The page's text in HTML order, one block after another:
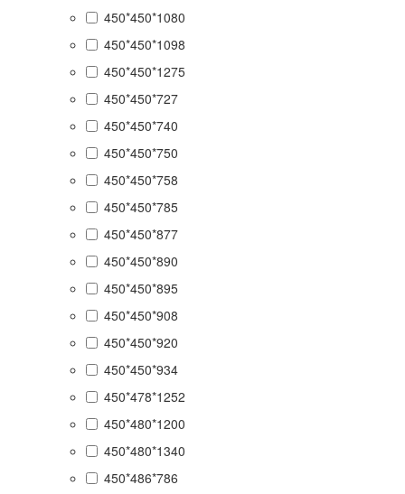
450*450*1080
450*450*1098
450*450*1275
450*450*727
450*450*740
450*450*750
450*450*758
450*450*785
450*450*877
450*450*890
450*450*895
450*450*908
450*450*920
450*450*934
450*478*1252
450*480*1200
450*480*1340
450*486*786